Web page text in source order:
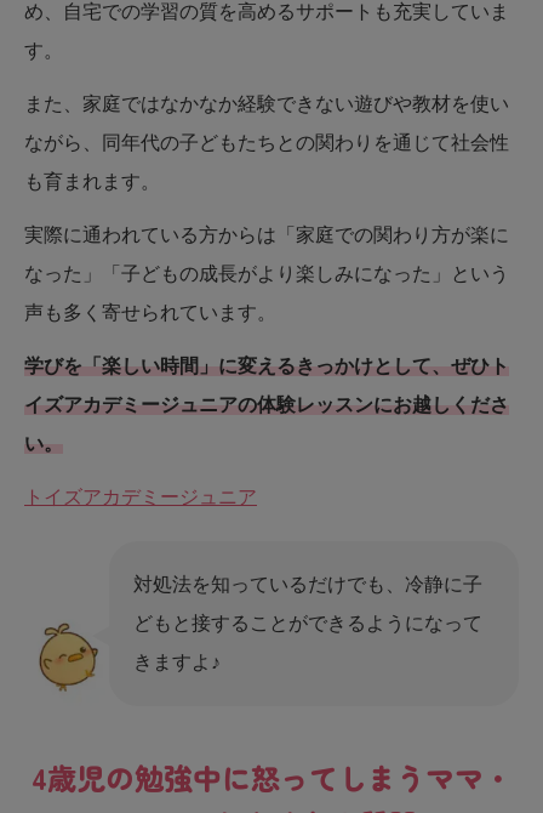
め、自宅での学習の質を高めるサポートも充実していま
す。
また、家庭ではなかなか経験できない遊びや教材を使い
ながら、同年代の子どもたちとの関わりを通じて社会性
も育まれます。
実際に通われている方からは「家庭での関わり方が楽に
なった」「子どもの成長がより楽しみになった」という
声も多く寄せられています。
学びを「楽しい時間」に変えるきっかけとして、ぜひト
イズアカデミージュニアの体験レッスンにお越しくださ
い。
トイズアカデミージュニア
対処法を知っているだけでも、冷静に子
どもと接することができるようになって
きますよ♪
4歳児の勉強中に怒ってしまうママ・